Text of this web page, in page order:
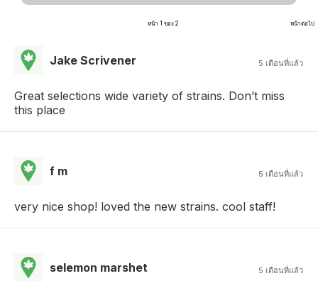
หน้า 1 ของ 2 หน้าต่อไป
Jake Scrivener 5 เดือนที่แล้ว
Great selections wide variety of strains. Don’t miss
this place
f m 5 เดือนที่แล้ว
very nice shop! loved the new strains. cool staff!
selemon marshet 5 เดือนที่แล้ว